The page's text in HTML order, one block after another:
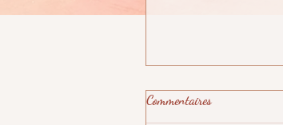
Commentaires